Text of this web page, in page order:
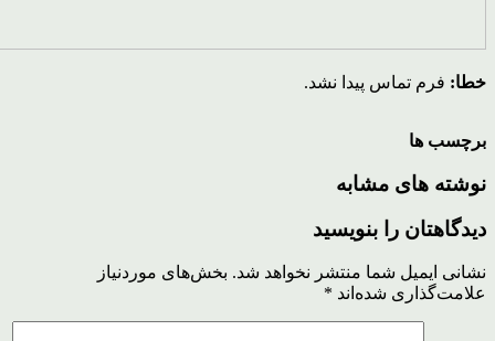
خطا: فرم تماس پیدا نشد.
برچسب ها
نوشته های مشابه
دیدگاهتان را بنویسید
نشانی ایمیل شما منتشر نخواهد شد. بخش‌های موردنیاز
علامت‌گذاری شده‌اند *